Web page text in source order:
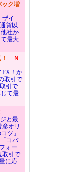
ック増
ザイ
貨以
社か
て最大
Ｎ
FX！か
取引で
引で
て最
ジと最
彦オリ
ツ」
コバ
ォー
取引で
に応